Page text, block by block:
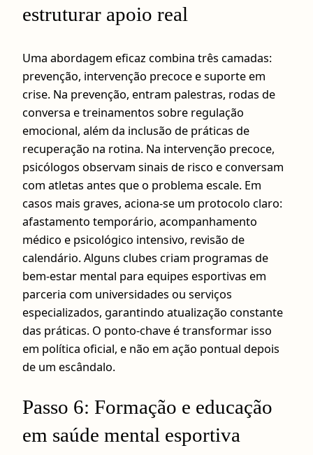
estruturar apoio real
Uma abordagem eficaz combina três camadas:
prevenção, intervenção precoce e suporte em
crise. Na prevenção, entram palestras, rodas de
conversa e treinamentos sobre regulação
emocional, além da inclusão de práticas de
recuperação na rotina. Na intervenção precoce,
psicólogos observam sinais de risco e conversam
com atletas antes que o problema escale. Em
casos mais graves, aciona-se um protocolo claro:
afastamento temporário, acompanhamento
médico e psicológico intensivo, revisão de
calendário. Alguns clubes criam programas de
bem-estar mental para equipes esportivas em
parceria com universidades ou serviços
especializados, garantindo atualização constante
das práticas. O ponto-chave é transformar isso
em política oficial, e não em ação pontual depois
de um escândalo.
Passo 6: Formação e educação
em saúde mental esportiva